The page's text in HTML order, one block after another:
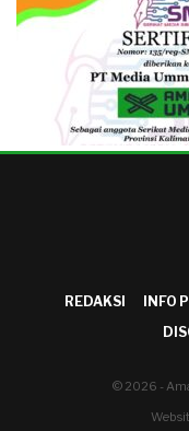
REDAKSI INFO
© 2026 -